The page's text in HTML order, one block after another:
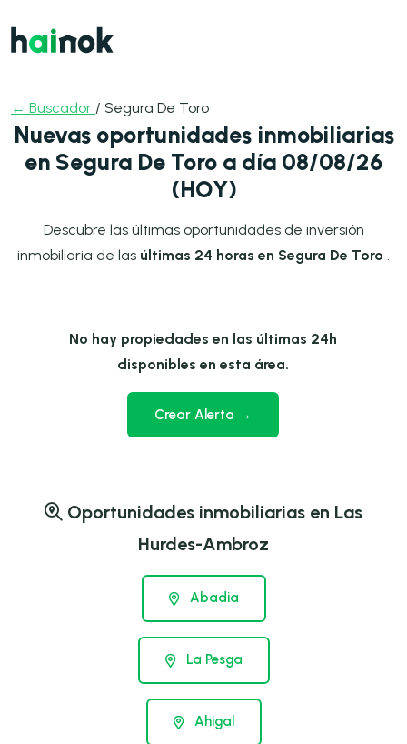
← Buscador / Segura De Toro
Nuevas oportunidades inmobiliarias
en Segura De Toro a día 08/08/26
(HOY)
Descubre las últimas oportunidades de inversión
inmobiliaria de las últimas 24 horas en Segura De Toro
No hay propiedades en las últimas 24h
disponibles en esta área.
Crear Alerta →
Oportunidades inmobiliarias en Las
Hurdes-Ambroz
Abadia
La Pesga
Ahigal